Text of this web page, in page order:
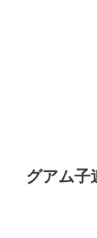
グアム子